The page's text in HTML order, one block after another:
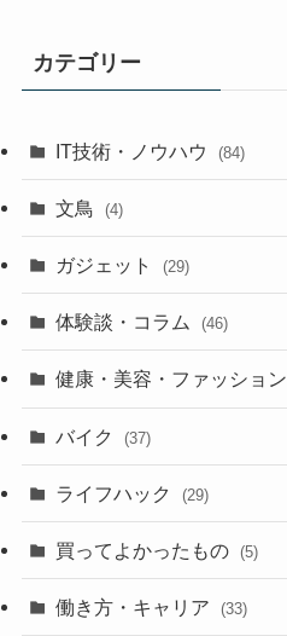
カテゴリー
IT技術・ノウハウ (84)
文鳥 (4)
ガジェット (29)
体験談・コラム (46)
健康・美容・ファッション
バイク (37)
ライフハック (29)
買ってよかったもの (5)
働き方・キャリア (33)